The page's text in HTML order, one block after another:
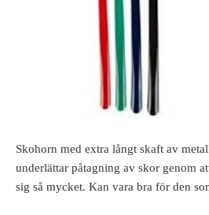
Skohorn med extra långt skaft av
underlättar påtagning av skor genom
sig så mycket. Kan vara bra för den